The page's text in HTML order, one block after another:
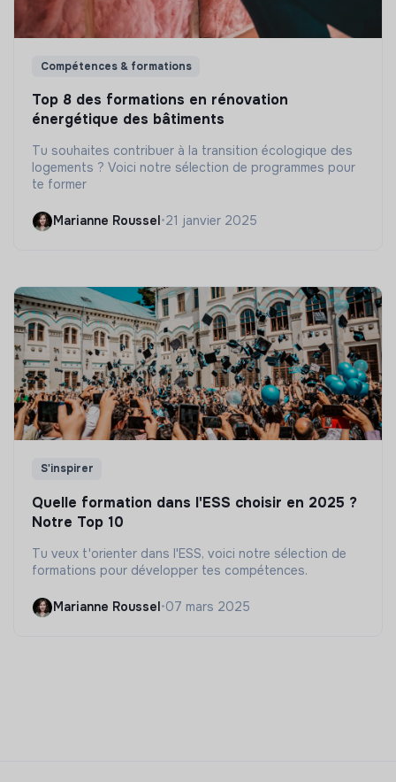
Compétences & formations
Top 8 des formations en rénovation
énergétique des bâtiments
Tu souhaites contribuer à la transition écologique des
logements ? Voici notre sélection de programmes pour
te former
Marianne Roussel •21 janvier 2025
S'inspirer
Quelle formation dans l'ESS choisir en 2025 ?
Notre Top 10
Tu veux t'orienter dans l'ESS, voici notre sélection de
formations pour développer tes compétences.
Marianne Roussel•07 mars 2025